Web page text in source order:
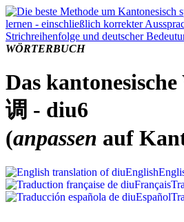
WÖRTERBUCH
Das
调 - diu6
(anpassen auf
English
Français
Español